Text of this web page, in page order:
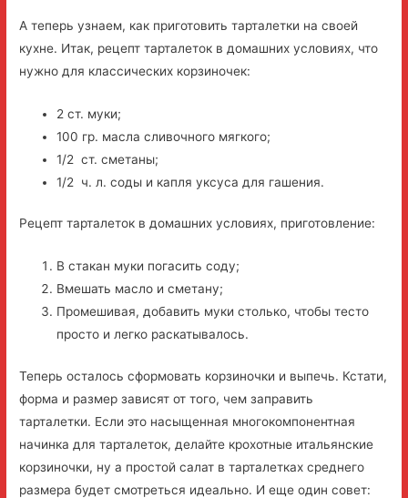
А теперь узнаем, как приготовить тарталетки на своей
кухне. Итак, рецепт тарталеток в домашних условиях, что
нужно для классических корзиночек:
2 ст. муки;
100 гр. масла сливочного мягкого;
1/2 ст. сметаны;
1/2 ч. л. соды и капля уксуса для гашения.
Рецепт тарталеток в домашних условиях, приготовление:
В стакан муки погасить соду;
Вмешать масло и сметану;
Промешивая, добавить муки столько, чтобы тесто
просто и легко раскатывалось.
Теперь осталось сформовать корзиночки и выпечь. Кстати,
форма и размер зависят от того, чем заправить
тарталетки. Если это насыщенная многокомпонентная
начинка для тарталеток, делайте крохотные итальянские
корзиночки, ну а простой салат в тарталетках среднего
размера будет смотреться идеально. И еще один совет: